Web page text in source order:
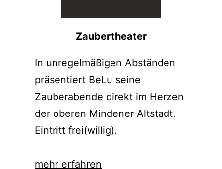
Zaubertheater
In unregelmäßigen Abständen
präsentiert BeLu seine
Zauberabende direkt im Herzen
der oberen Mindener Altstadt.
Eintritt frei(willig).
mehr erfahren